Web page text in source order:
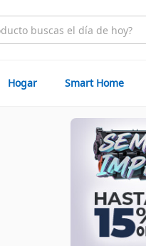
Hogar Smart Home